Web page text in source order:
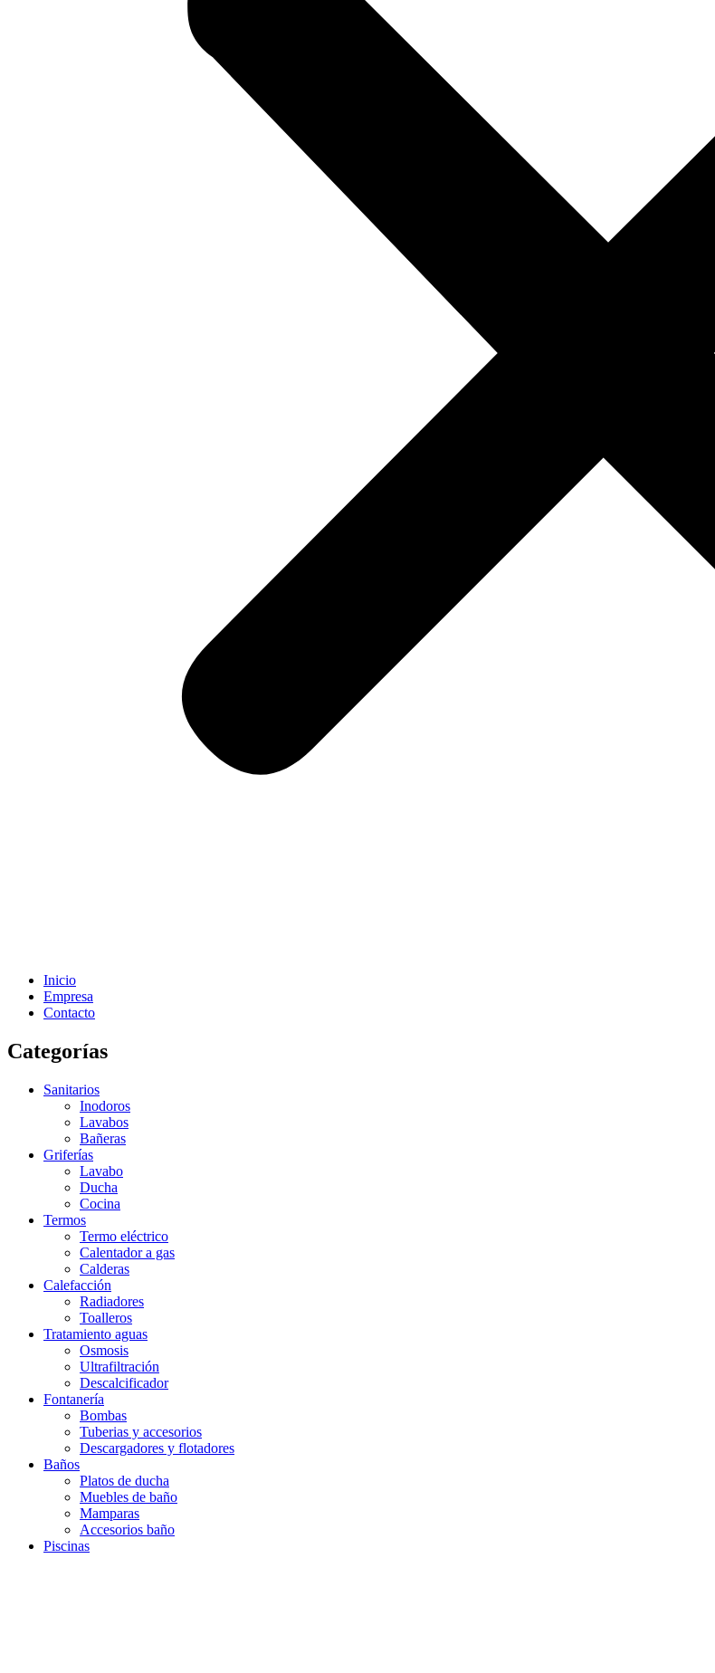
Inicio
Empresa
Contacto
Categorías
Sanitarios
Inodoros
Lavabos
Bañeras
Griferías
Lavabo
Ducha
Cocina
Termos
Termo eléctrico
Calentador a gas
Calderas
Calefacción
Radiadores
Toalleros
Tratamiento aguas
Osmosis
Ultrafiltración
Descalcificador
Fontanería
Bombas
Tuberias y accesorios
Descargadores y flotadores
Baños
Platos de ducha
Muebles de baño
Mamparas
Accesorios baño
Piscinas